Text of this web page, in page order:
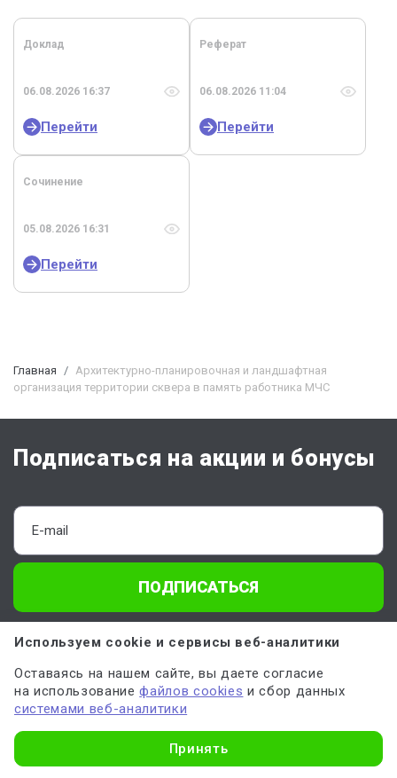
Доклад
06.08.2026 16:37
Перейти
Реферат
06.08.2026 11:04
Перейти
Сочинение
05.08.2026 16:31
Перейти
Главная
Архитектурно-планировочная и ландшафтная
организация территории сквера в память работника МЧС
О Work5
Подписаться на акции и бонусы
ПОДПИСАТЬСЯ
персональных данныхи даётесогласие на обработку данных
Используем cookie и сервисы веб-аналитики
Оставаясь на нашем сайте, вы даете согласие
на использованиефайлов cookies и сбор данных
системами веб-аналитики
Принять